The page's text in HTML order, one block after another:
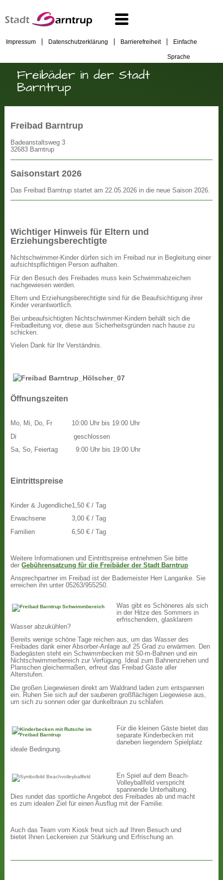
Impressum Datenschutzerklärung Barrierefreiheit Einfache
Sprache
Freibäder in der Stadt
Barntrup
Freibad Barntrup
Badeanstaltsweg 3
32683 Barntrup
Saisonstart 2026
Das Freibad Barntrup startet am 22.05.2026 in die neue Saison 2026.
Wichtiger Hinweis für Eltern und
Erziehungsberechtigte
Nichtschwimmer-Kinder dürfen sich im Freibad nur in Begleitung einer
aufsichtspflichtigen Person aufhalten.
Für den Besuch des Freibades muss kein Schwimmabzeichen
nachgewiesen werden.
Eltern und Erziehungsberechtigte sind für die Beaufsichtigung ihrer
Kinder verantwortlich.
Bei unbeaufsichtigten Nichtschwimmer-Kindern behält sich die
Freibadleitung vor, diese aus Sicherheitsgründen nach hause zu
schicken.
Vielen Dank für Ihr Verständnis.
Öffnungszeiten
Mo, Mi, Do, Fr
Di
Sa, So, Feiertag
10:00 Uhr bis 19:00 Uhr
geschlossen
9:00 Uhr bis 19:00 Uhr
Eintrittspreise
Kinder & Jugendliche
Erwachsene
Familien
1,50 € / Tag
3,00 € / Tag
6,50 € / Tag
Weitere Informationen und Eintrittspreise entnehmen Sie bitte
derGebührensatzung für die Freibäder der Stadt Barntrup
Ansprechpartner im Freibad ist der Bademeister Herr Langanke. Sie
erreichen ihn unter 05263/955250.
Was gibt es Schöneres als sich
in der Hitze des Sommers in
erfrischendem, glasklarem
Wasser abzukühlen?
Bereits wenige schöne Tage reichen aus, um das Wasser des
Freibades dank einer Absorber-Anlage auf 25 Grad zu erwärmen. Den
Badegästen steht ein Schwimmbecken mit 50-m-Bahnen und ein
Nichtschwimmerbereich zur Verfügung. Ideal zum Bahnenziehen und
Planschen gleichermaßen, erfreut das Freibad Gäste aller
Alterstufen.
Die großen Liegewiesen direkt am Waldrand laden zum entspannen
ein. Ruhen Sie sich auf der sauberen großflächigen Liegewiese aus,
um sich zu sonnen oder gar dunkelbraun zu schlafen.
Für die kleinen Gäste bietet das
separate Kinderbecken mit
daneben liegendem Spielplatz
ideale Bedingung.
En Spiel auf dem Beach-
Volleyballfeld verspricht
spannende Unterhaltung.
Dies rundet das sportliche Angebot des Freibades ab und macht
es zum idealen Ziel für einen Ausflug mit der Familie.
Auch das Team vom Kiosk freut sich auf Ihren Besuch und
bietet Ihnen Leckereien zur Stärkung und Erfrischung an.